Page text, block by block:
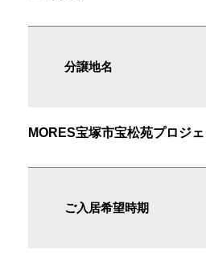
分譲地名
MORES宝塚市宝松苑プロジェ
ご入居希望時期